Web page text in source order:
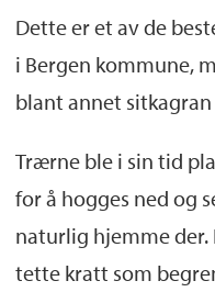
Lenke til
Dette er et av de
i Bergen kommune,
blant annet
Trærne ble i sin tid
for å hogges ned og
naturlig hjemme
tette kratt som